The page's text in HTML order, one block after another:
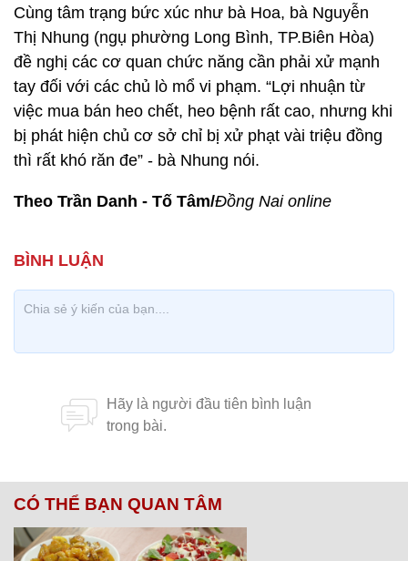
Cùng tâm trạng bức xúc như bà Hoa, bà Nguyễn
Thị Nhung (ngụ phường Long Bình, TP.Biên Hòa)
đề nghị các cơ quan chức năng cần phải xử mạnh
tay đối với các chủ lò mổ vi phạm. “Lợi nhuận từ
việc mua bán heo chết, heo bệnh rất cao, nhưng khi
bị phát hiện chủ cơ sở chỉ bị xử phạt vài triệu đồng
thì rất khó răn đe” - bà Nhung nói.
Theo Trần Danh - Tố Tâm/Đồng Nai online
CÓ THỂ BẠN QUAN TÂM